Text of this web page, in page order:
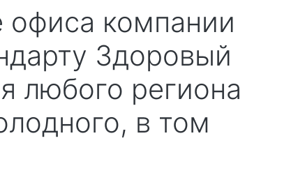
Здоровый
любого региона
в том